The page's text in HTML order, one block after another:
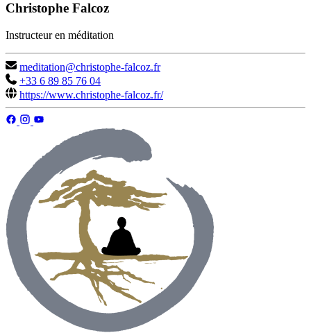
Christophe Falcoz
Instructeur en méditation
meditation@christophe-falcoz.fr
+33 6 89 85 76 04
https://www.christophe-falcoz.fr/